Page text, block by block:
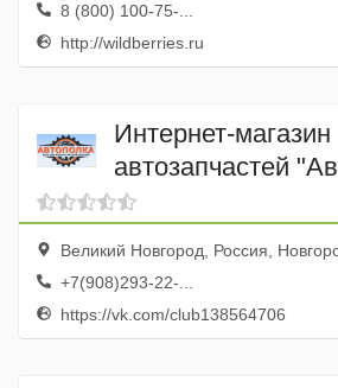
8 (800) 100-75-...
http://wildberries.ru
Интернет-магазин
автозапчастей
Великий Новгород, Россия, Новгородская область,г. Великий
+7(908)293-22-...
https://vk.com/club138564706